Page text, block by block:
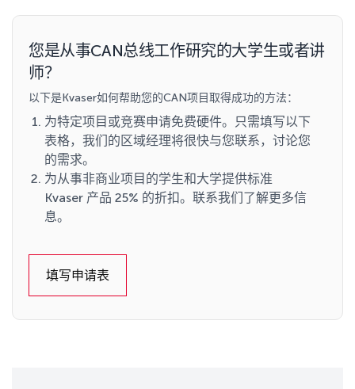
您是从事CAN总线工作研究的大学生或者讲
师？
以下是Kvaser如何帮助您的CAN项目取得成功的方法：
为特定项目或竞赛申请免费硬件。只需填写以下
表格，我们的区域经理将很快与您联系，讨论您
的需求。
为从事非商业项目的学生和大学提供标准
Kvaser 产品 25% 的折扣。联系我们了解更多信
息。
填写申请表